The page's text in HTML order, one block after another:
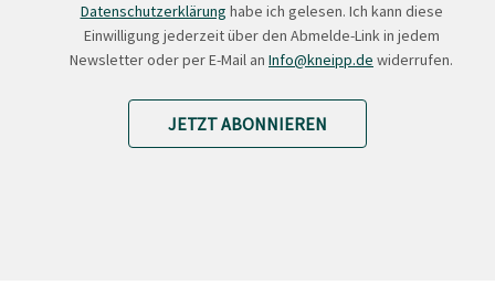
Datenschutzerklärung habe ich gelesen. Ich kann diese
Einwilligung jederzeit über den Abmelde-Link in jedem
Newsletter oder per E-Mail an Info@kneipp.de widerrufen.
JETZT ABONNIEREN